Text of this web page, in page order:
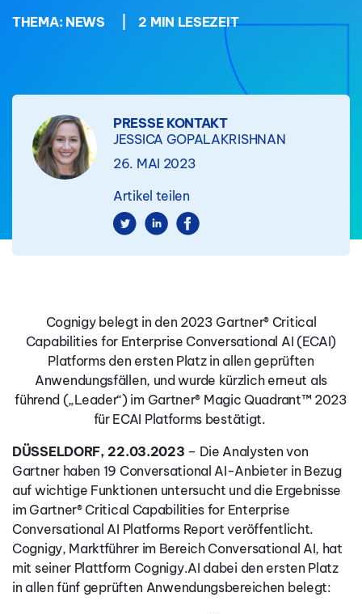
THEMA: NEWS 2 MIN LESEZEIT
PRESSE KONTAKT
JESSICA GOPALAKRISHNAN
26. MAI 2023
Artikel teilen
Cognigy belegt in den 2023 Gartner® Critical
Capabilities for Enterprise Conversational AI (ECAI)
Platforms den ersten Platz in allen geprüften
Anwendungsfällen, und wurde kürzlich erneut als
führend („Leader“) im Gartner® Magic Quadrant™ 2023
für ECAI Platforms bestätigt.
DÜSSELDORF, 22.03.2023 – Die Analysten von
Gartner haben 19 Conversational AI-Anbieter in Bezug
auf wichtige Funktionen untersucht und die Ergebnisse
im Gartner® Critical Capabilities for Enterprise
Conversational AI Platforms Report veröffentlicht.
Cognigy, Marktführer im Bereich Conversational AI, hat
mit seiner Plattform Cognigy.AI dabei den ersten Platz
in allen fünf geprüften Anwendungsbereichen belegt: